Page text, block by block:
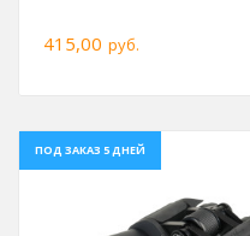
415,00 руб.
ПОД ЗАКАЗ 5 ДНЕЙ